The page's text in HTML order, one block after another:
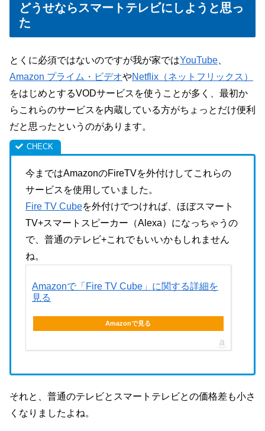
どうせならスマートテレビにしようと思っ
た
とくに必須ではないのですが我が家ではYouTube
Amazon プライム・ビデオやNetflix（ネットフリックス）
をはじめとするVODサービスを使うことが多く、最初か
らこれらのサービスを内蔵している方がちょっとだけ便利
だと思ったというのがあります。
今まではAmazonのFireTVを外付けしてこれらの
サービスを使用していました。
Fire TV Cubeを外付けでつければ、ほぼスマート
TV+スマートスピーカー（Alexa）になっちゃうの
で、普通のテレビ+これでもいいかもしれません
ね。
Amazonで「Fire TV Cube」に関する詳細を
見る
Amazonで見る
それと、普通のテレビとスマートテレビとの価格差も小さ
くなりましたよね。